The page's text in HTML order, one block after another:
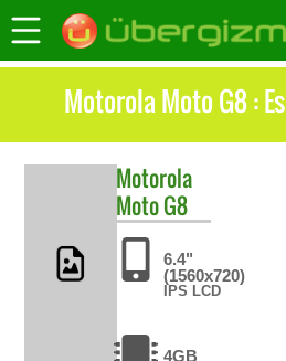
Motorola Moto G8 :
Motorola
Moto G8
6.4"
(1560x720)
IPS LCD
4GB